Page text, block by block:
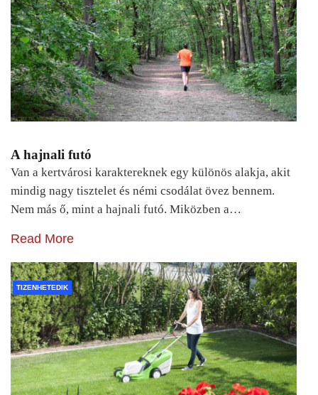
A hajnali futó
Van a kertvárosi karaktereknek egy különös alakja, akit
mindig nagy tisztelet és némi csodálat övez bennem.
Nem más ő, mint a hajnali futó. Miközben a…
Read More
TIZENHETEDIK